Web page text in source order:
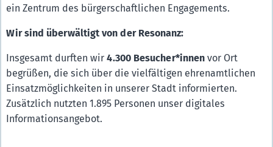
ein Zentrum des bürgerschaftlichen Engagements.
Wir sind überwältigt von der Resonanz:
Insgesamt durften wir4.300 Besucher*innen vor Ort
begrüßen, die sich über die vielfältigen ehrenamtlichen
Einsatzmöglichkeiten in unserer Stadt informierten.
Zusätzlich nutzten 1.895 Personen unser digitales
Informationsangebot.